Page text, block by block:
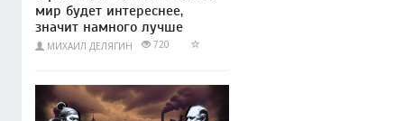
мир будет интереснее,
значит намного лучше
МИХАИЛ ДЕЛЯГИН 720